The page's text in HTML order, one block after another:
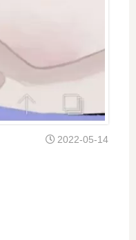
2022-05-14